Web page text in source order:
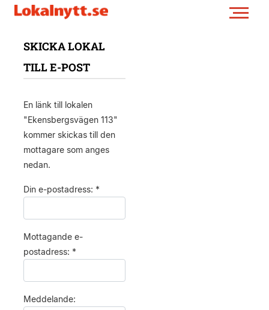
SKICKA LOKAL
TILL E-POST
En länk till lokalen
"Ekensbergsvägen 113"
kommer skickas till den
mottagare som anges
nedan.
Din e-postadress: *
Mottagande e-
postadress: *
Meddelande: